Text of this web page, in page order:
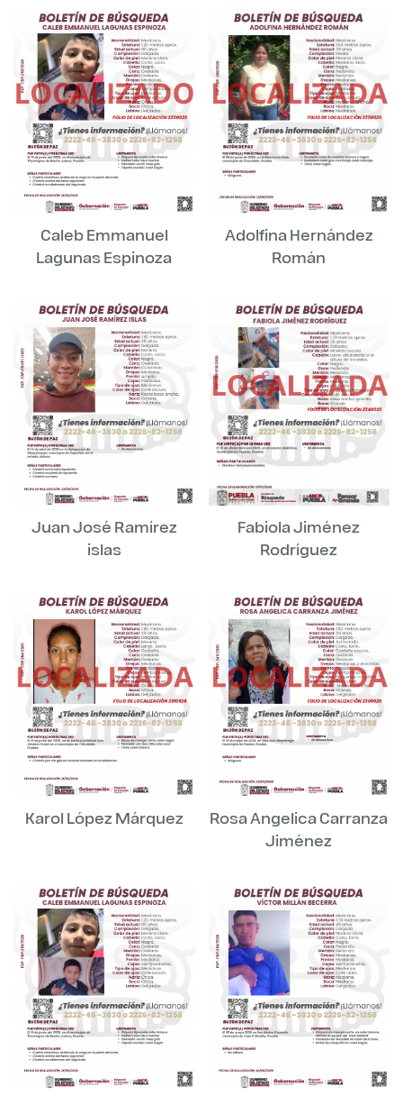
Caleb Emmanuel
Lagunas Espinoza
Adolfina Hernández
Román
Juan José Ramírez
islas
Fabiola Jiménez
Rodríguez
Karol López Márquez
Rosa Angelica Carranza
Jiménez